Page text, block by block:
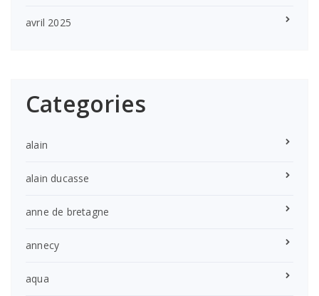
avril 2025
Categories
alain
alain ducasse
anne de bretagne
annecy
aqua